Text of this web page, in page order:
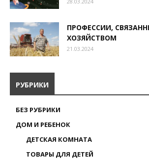
ПРОФЕССИИ,
ХОЗЯЙСТВОМ
21.03.2024
РУБРИКИ
БЕЗ РУБРИКИ
ДОМ И РЕБЕНОК
ДЕТСКАЯ КОМНАТА
ТОВАРЫ ДЛЯ ДЕТЕЙ